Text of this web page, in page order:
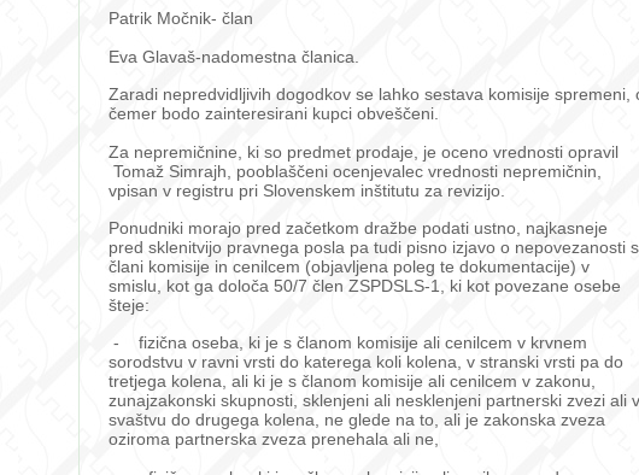
Patrik Močnik- član
Eva Glavaš-nadomestna članica.
Zaradi nepredvidljivih dogodkov se lahko sestava komisije spremeni,
čemer bodo zainteresirani kupci obveščeni.
Za nepremičnine, ki so predmet prodaje, je oceno vrednosti opravil
Tomaž Simrajh, pooblaščeni ocenjevalec vrednosti nepremičnin,
vpisan v registru pri Slovenskem inštitutu za revizijo.
Ponudniki morajo pred začetkom dražbe podati ustno, najkasneje
pred sklenitvijo pravnega posla pa tudi pisno izjavo o nepovezanosti s
člani komisije in cenilcem (objavljena poleg te dokumentacije) v
smislu, kot ga določa 50/7 člen ZSPDSLS-1, ki kot povezane osebe
šteje:
- fizična oseba, ki je s članom komisije ali cenilcem v krvnem
sorodstvu v ravni vrsti do katerega koli kolena, v stranski vrsti pa do
tretjega kolena, ali ki je s članom komisije ali cenilcem v zakonu,
zunajzakonski skupnosti, sklenjeni ali nesklenjeni partnerski zvezi ali v
svaštvu do drugega kolena, ne glede na to, ali je zakonska zveza
oziroma partnerska zveza prenehala ali ne,